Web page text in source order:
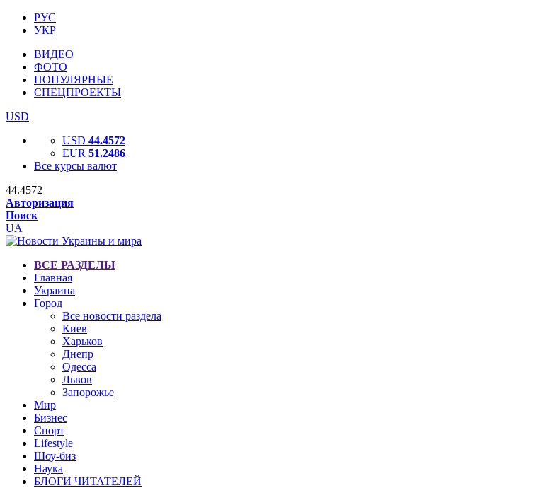
РУС
УКР
ВИДЕО
ФОТО
ПОПУЛЯРНЫЕ
СПЕЦПРОЕКТЫ
USD
USD 44.4572
EUR 51.2486
Все курсы валют
44.4572
Авторизация
Поиск
UA
ВСЕ РАЗДЕЛЫ
Главная
Украина
Город
Все новости раздела
Киев
Харьков
Днепр
Одесса
Львов
Запорожье
Мир
Бизнес
Спорт
Lifestyle
Шоу-биз
Наука
БЛОГИ ЧИТАТЕЛЕЙ